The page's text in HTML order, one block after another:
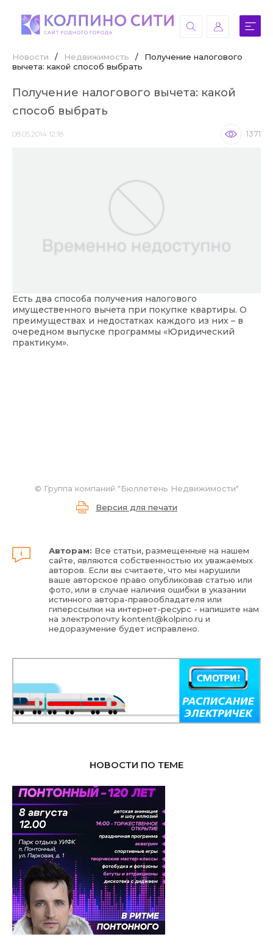
Новости / Недвижимость /
Получение налогового
вычета: какой способ выбрать
Получение налогового вычета: какой
способ выбрать
08.05.2014 12:18 1371
Есть два способа получения налогового
имущественного вычета при покупке квартиры. О
преимуществах и недостатках каждого из них – в
очередном выпуске программы «Юридический
практикум».
© Группа компаний "Бюллетень Недвижимости"
Версия для печати
Авторам: Все статьи, размещенные на нашем
сайте, являются собственностью их уважаемых
авторов. Если вы считаете, что мы нарушили
ваше авторское право опубликовав статью или
фото, или в случае наличия ошибки в указании
истинного автора-правообладателя или
гиперссылки на интернет-ресурс - напишите нам
на электропочтуkontent@kolpino.ru и
недоразумение будет исправлено.
НОВОСТИ ПО ТЕМЕ